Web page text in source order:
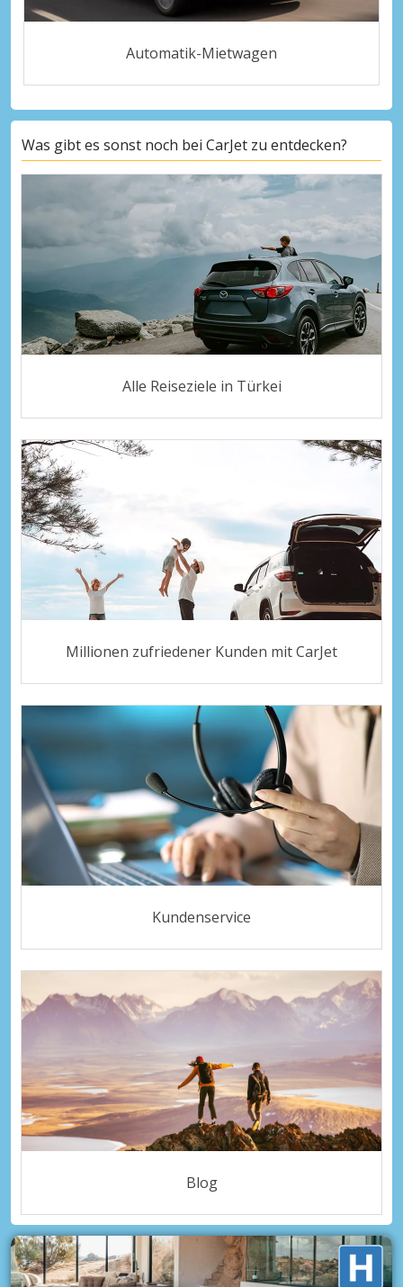
Automatik-Mietwagen
Was gibt es sonst noch bei CarJet zu entdecken?
Alle Reiseziele in Türkei
Millionen zufriedener Kunden mit CarJet
Kundenservice
Blog